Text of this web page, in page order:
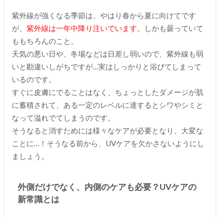
紫外線が強くなる季節は、やはり春から夏に向けてです
が、 紫外線は一年中降り注いでいます。
しかも曇っていて
ももちろんのこと。
天気の悪い日や、冬場などは日差し弱いので、紫外線も弱
いと勘違いしがちですが…実はしっかりと浴びてしまって
いるのです。
すぐに皮膚にでることはなく、ちょっとしたダメージが肌
に蓄積されて、ある一定のレベルに達するとシワやシミと
なって溢れでてしまうのです。
そうなると消すためには様々なケアが必要となり、大変な
ことに…！そうなる前から、UVケアを欠かさないようにし
ましょう。
外側だけでなく、内側のケアも必要？UVケアの
新常識とは